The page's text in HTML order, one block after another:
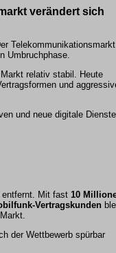
verändert sich
Umbruchphase.
relativ stabil. Heute
und
und neue digitale
entfernt. Mit fast 10
Vertragskunden
der Wettbewerb spürbar